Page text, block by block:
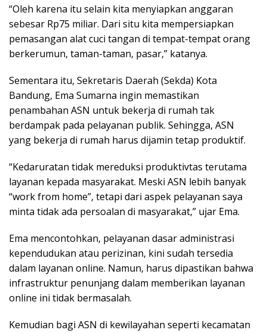
“Oleh karena itu selain kita menyiapkan anggaran
sebesar Rp75 miliar. Dari situ kita mempersiapkan
pemasangan alat cuci tangan di tempat-tempat orang
berkerumun, taman-taman, pasar,” katanya.
Sementara itu, Sekretaris Daerah (Sekda) Kota
Bandung, Ema Sumarna ingin memastikan
penambahan ASN untuk bekerja di rumah tak
berdampak pada pelayanan publik. Sehingga, ASN
yang bekerja di rumah harus dijamin tetap produktif.
“Kedaruratan tidak mereduksi produktivtas terutama
layanan kepada masyarakat. Meski ASN lebih banyak
“work from home”, tetapi dari aspek pelayanan saya
minta tidak ada persoalan di masyarakat,” ujar Ema.
Ema mencontohkan, pelayanan dasar administrasi
kependudukan atau perizinan, kini sudah tersedia
dalam layanan online. Namun, harus dipastikan bahwa
infrastruktur penunjang dalam memberikan layanan
online ini tidak bermasalah.
Kemudian bagi ASN di kewilayahan seperti kecamatan